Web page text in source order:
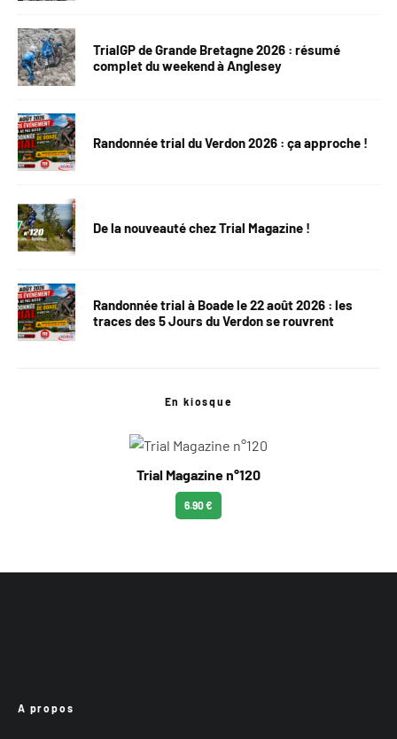
TrialGP de Grande Bretagne 2026 : résumé
complet du weekend à Anglesey
Randonnée trial du Verdon 2026 : ça approche !
De la nouveauté chez Trial Magazine !
Randonnée trial à Boade le 22 août 2026 : les
traces des 5 Jours du Verdon se rouvrent
En kiosque
Trial Magazine n°120
6.90 €
A propos